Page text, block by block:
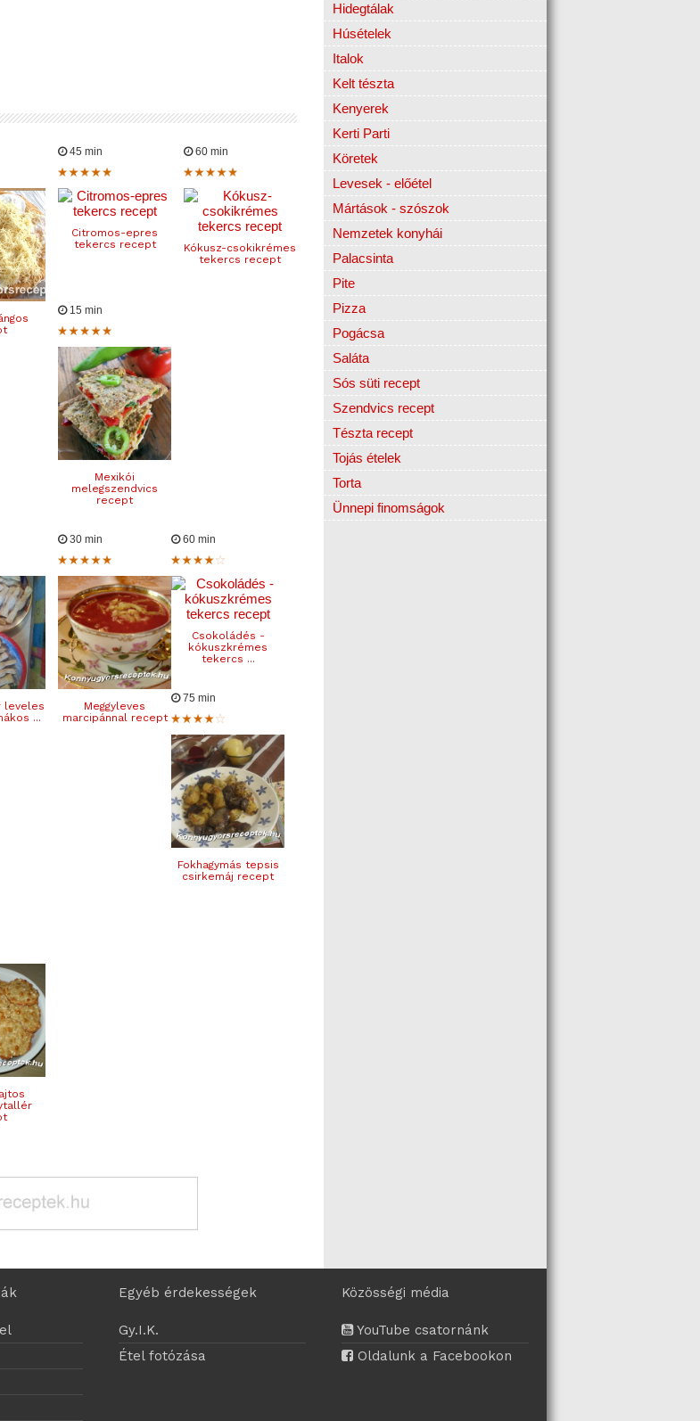
45 min
Citromos-epres
tekercs recept
60 min
Kókusz-csokikrémes
tekercs recept
15 min
Mexikói
melegszendvics
recept
leveles
...
30 min
Meggyleves
marcipánnal recept
60 min
Csokoládés -
kókuszkrémes
tekercs ...
75 min
Fokhagymás tepsis
csirkemáj recept
Hidegtálak
Húsételek
Italok
Kelt tészta
Kenyerek
Kerti Parti
Köretek
Levesek - előétel
Mártások - szószok
Nemzetek konyhái
Palacsinta
Pite
Pizza
Pogácsa
Saláta
Sós süti recept
Szendvics recept
Tészta recept
Tojás ételek
Torta
Ünnepi finomságok
Egyéb érdekességek
Gy.I.K.
Étel fotózása
Közösségi média
YouTube csatornánk
Oldalunk a Facebookon